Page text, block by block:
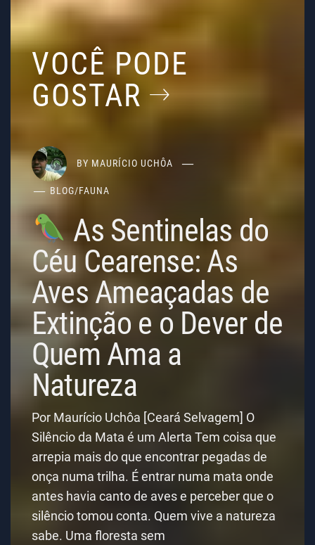
VOCÊ PODE
GOSTAR
BY MAURÍCIO UCHÔA
BLOG/FAUNA
As Sentinelas do
Céu Cearense: As
Aves Ameaçadas de
Extinção e o Dever de
Quem Ama a
Natureza
Por Maurício Uchôa [Ceará Selvagem] O
Silêncio da Mata é um Alerta Tem coisa que
arrepia mais do que encontrar pegadas de
onça numa trilha. É entrar numa mata onde
antes havia canto de aves e perceber que o
silêncio tomou conta. Quem vive a natureza
sabe. Uma floresta sem